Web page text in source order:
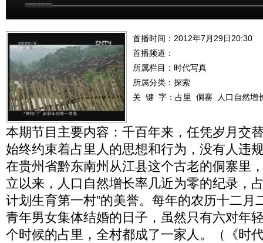
首播时间：2012年7月29日20:30
首播频道：
所属栏目： 时代写真
所属分类：探索
关 键 字： 占里 侗寨 人口自然增
本期节目主要内容：千百年来，任凭岁月交
始终约束着占里人的思想和行为，没有人违
在贵州省黔东南州从江县这个古老的侗寨里
立以来，人口自然增长率几近为零的纪录，
计划生育第一村”的美誉。每年的农历十二月
青年男女集体结婚的日子，虽然只有六对年
个时候的占里，全村都成了一家人。（《时